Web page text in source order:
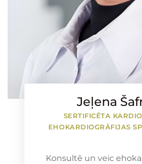
Jeļena
SERTIFICĒTA
EHOKARDIOGRĀFIJAS
Konsultē un veic